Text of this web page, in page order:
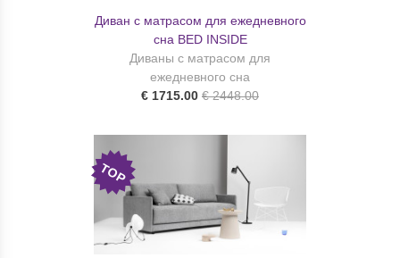
Диван с матрасом для ежедневного
сна BED INSIDE
Диваны с матрасом для
ежедневного сна
€ 1715.00 € 2448.00
TOP